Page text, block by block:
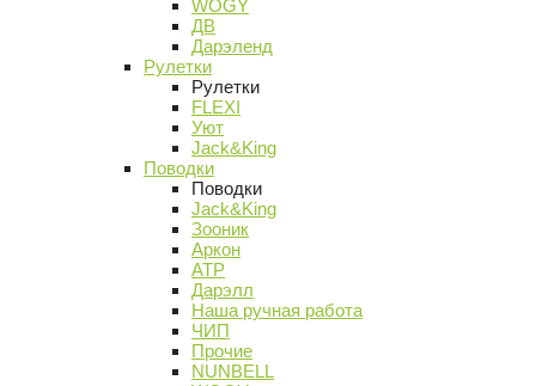
WOGY
ДВ
Дарэленд
Рулетки
Рулетки
FLEXI
Уют
Jack&King
Поводки
Поводки
Jack&King
Зооник
Аркон
АТР
Дарэлл
Наша ручная работа
ЧИП
Прочие
NUNBELL